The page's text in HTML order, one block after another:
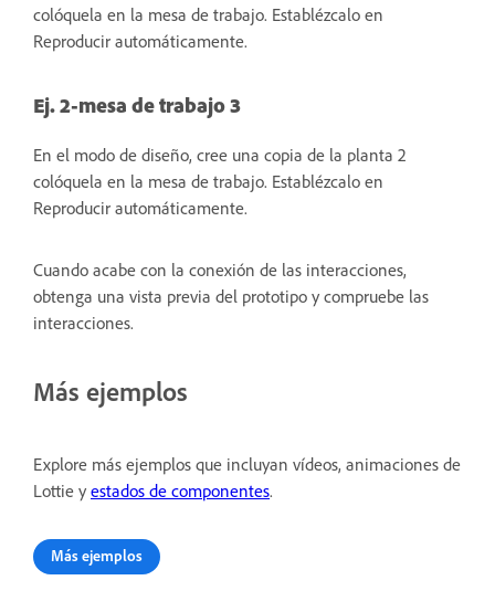
colóquela en la mesa de trabajo. Establézcalo en
Reproducir automáticamente.
Ej. 2-mesa de trabajo 3
En el modo de diseño, cree una copia de la planta 2
colóquela en la mesa de trabajo. Establézcalo en
Reproducir automáticamente.
Cuando acabe con la conexión de las interacciones,
obtenga una vista previa del prototipo y compruebe las
interacciones.
Más ejemplos
Explore más ejemplos que incluyan vídeos, animaciones de
Lottie y estados de componentes.
Más ejemplos